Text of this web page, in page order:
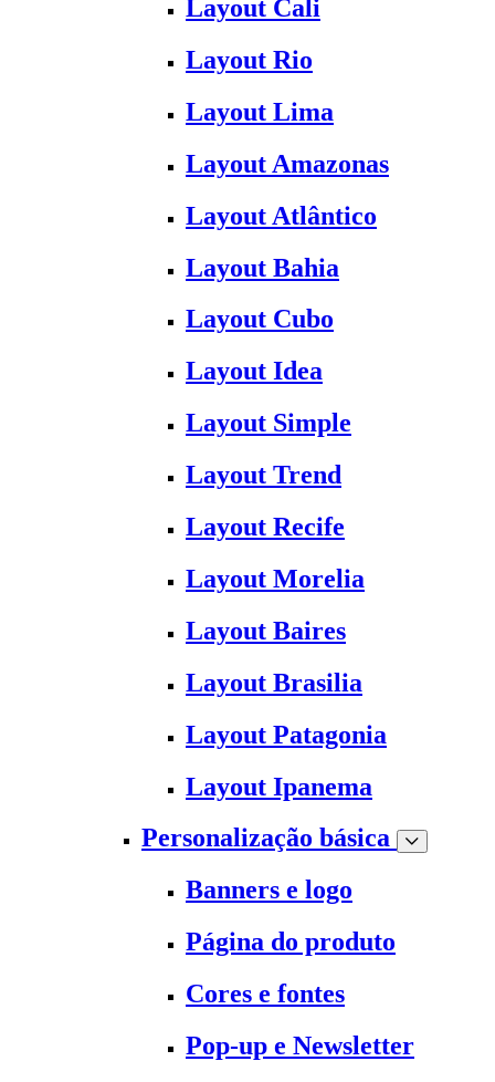
Layout Cali
Layout Rio
Layout Lima
Layout Amazonas
Layout Atlântico
Layout Bahia
Layout Cubo
Layout Idea
Layout Simple
Layout Trend
Layout Recife
Layout Morelia
Layout Baires
Layout Brasilia
Layout Patagonia
Layout Ipanema
Personalização básica
Banners e logo
Página do produto
Cores e fontes
Pop-up e Newsletter